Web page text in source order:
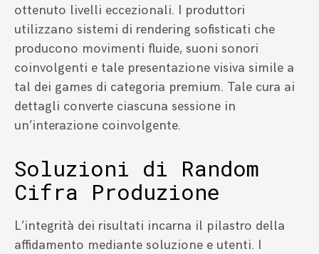
ottenuto livelli eccezionali. I produttori
utilizzano sistemi di rendering sofisticati che
producono movimenti fluide, suoni sonori
coinvolgenti e tale presentazione visiva simile a
tal dei games di categoria premium. Tale cura ai
dettagli converte ciascuna sessione in
un’interazione coinvolgente.
Soluzioni di Random
Cifra Produzione
L’integrità dei risultati incarna il pilastro della
affidamento mediante soluzione e utenti. I